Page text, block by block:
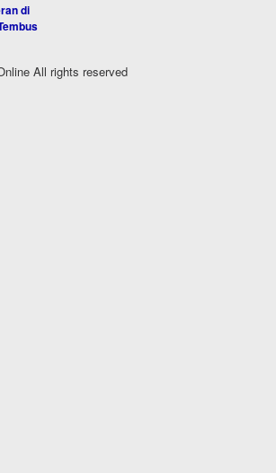
di
All rights reserved